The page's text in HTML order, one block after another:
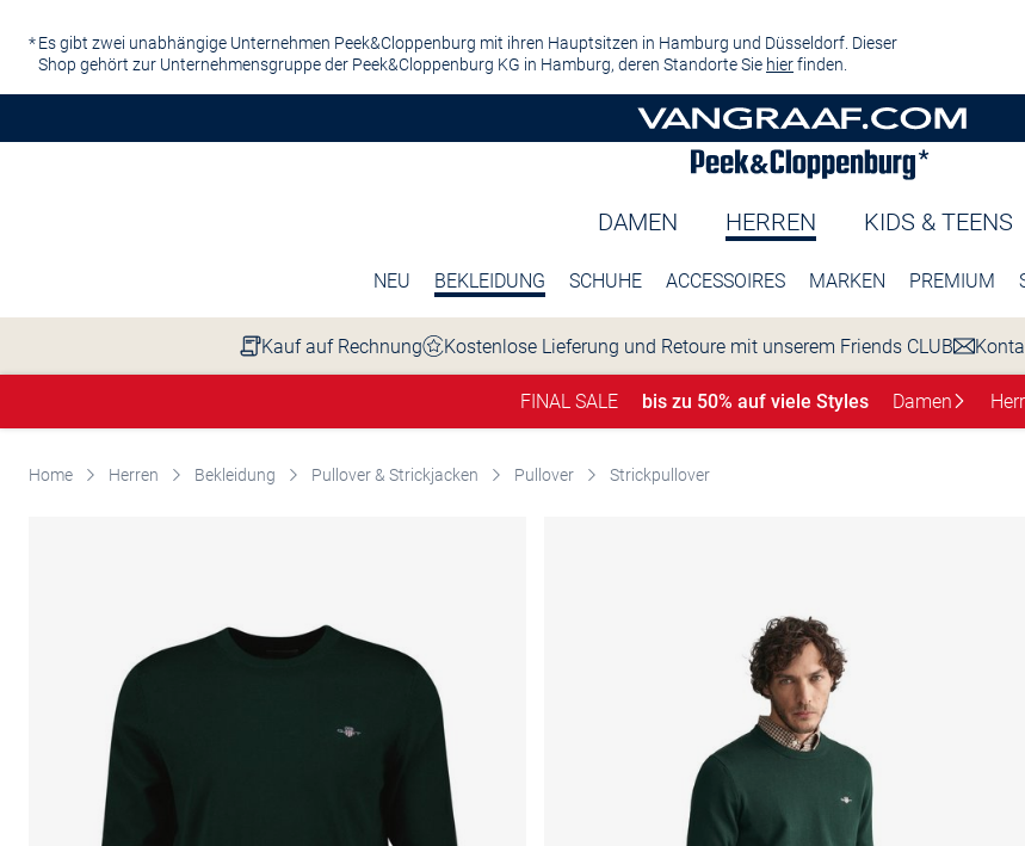
Es gibt zwei unabhängige Unternehmen Peek&Cloppenburg mit ihren Hauptsitzen in Hamburg und Düsseldorf. Dieser
Shop gehört zur Unternehmensgruppe der Peek&Cloppenburg KG in Hamburg, deren Standorte Sie hierfinden.
DAMEN HERREN KIDS & TEENS
NEU BEKLEIDUNG SCHUHE ACCESSOIRES MARKEN PREMIUM
Kauf auf Rechnung Kostenlose Lieferung und Retoure mit unserem Friends CLUB
FINAL SALE bis zu 50% auf viele Styles Damen
Home Herren Bekleidung Pullover & Strickjacken Pullover Strickpullover